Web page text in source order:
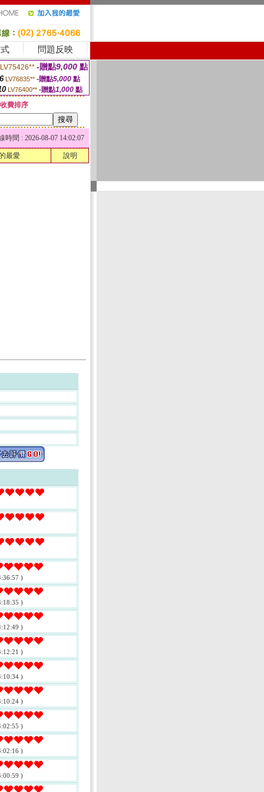
問題反映
LV75426** -贈點9,000 點
LV76835** -贈點5,000點
LV76400** -贈點1,000 點
費排序
時間 : 2026-08-07 14:02:07
最愛 說明
)
)
)
)
)
)
)
)
)